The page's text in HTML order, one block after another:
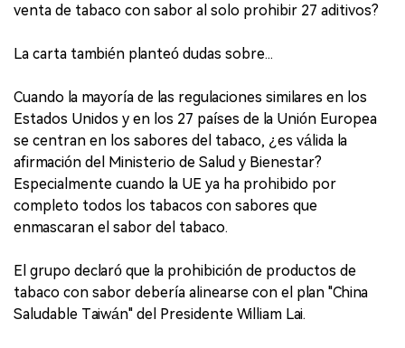
venta de tabaco con sabor al solo prohibir 27 aditivos?
La carta también planteó dudas sobre...
Cuando la mayoría de las regulaciones similares en los
Estados Unidos y en los 27 países de la Unión Europea
se centran en los sabores del tabaco, ¿es válida la
afirmación del Ministerio de Salud y Bienestar?
Especialmente cuando la UE ya ha prohibido por
completo todos los tabacos con sabores que
enmascaran el sabor del tabaco.
El grupo declaró que la prohibición de productos de
tabaco con sabor debería alinearse con el plan "China
Saludable Taiwán" del Presidente William Lai.